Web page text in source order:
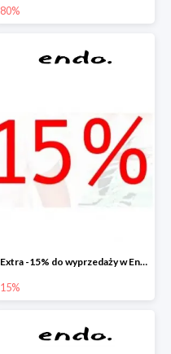
80%
Extra -15% do wyprzedaży w Endo
15%